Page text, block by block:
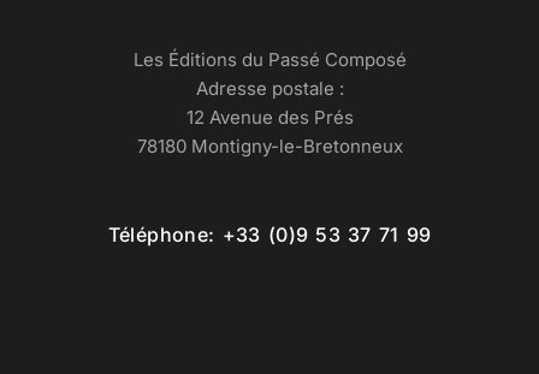
Les Éditions du Passé Composé
Adresse postale :
12 Avenue des Prés
78180 Montigny-le-Bretonneux
Téléphone: +33 (0)9 53 37 71 99